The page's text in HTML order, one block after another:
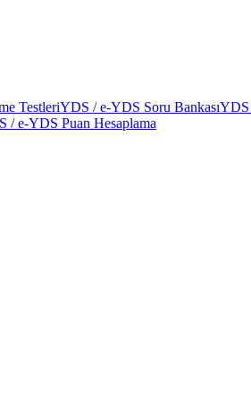
TestleriYDS / e-YDS Soru BankasıYDS
/ e-YDS Puan Hesaplama